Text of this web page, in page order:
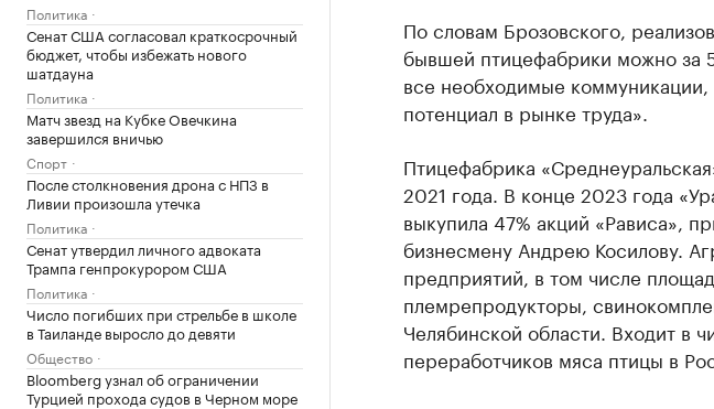
Политика
Сенат США согласовал краткосрочный
бюджет, чтобы избежать нового
шатдауна
Политика
Матч звезд на Кубке Овечкина
завершился вничью
Спорт
После столкновения дрона с НПЗ в
Ливии произошла утечка
Политика
Сенат утвердил личного адвоката
Трампа генпрокурором США
Политика
Число погибших при стрельбе в школе
в Таиланде выросло до девяти
Общество
Bloomberg узнал об ограничении
Турцией прохода судов в Черном море
По словам Брозовского,
бывшей птицефабрики можно за
все необходимые
потенциал в рынке труда».
Птицефабрика
2021 года. В конце 2023 года
выкупила 47% акций «Рависа»,
бизнесмену Андрею Косилову.
предприятий, в том числе
племрепродукторы,
Челябинской области. Входит в
переработчиков мяса птицы в